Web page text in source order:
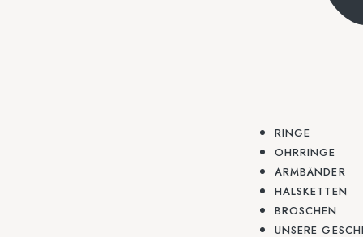
RINGE
OHRRINGE
ARMBÄNDER
HALSKETTEN
BROSCHEN
UNSERE